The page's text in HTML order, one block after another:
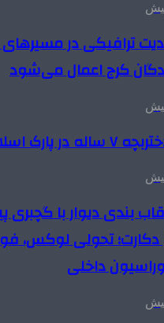
ترافیکی در
کرج اعمال می‌شود
در پارک اسلامشهر
قاب بندی دیوار با
دکارت؛ تحولی لوکس،
داخلی